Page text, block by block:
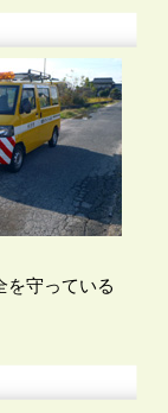
を守っている